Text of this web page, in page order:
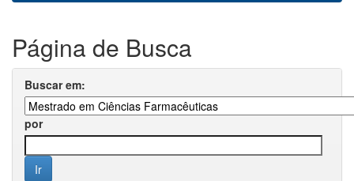
Página de Busca
Buscar em:
por